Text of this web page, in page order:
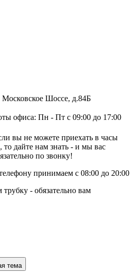
Шоссе, д.84Б
офиса: Пн - Пт с 09:00 до 17:00
вы не можете приехать в часы
то дайте нам знать - и мы вас
по звонку!
принимаем с 08:00 до 20:00
- обязательно вам
тема